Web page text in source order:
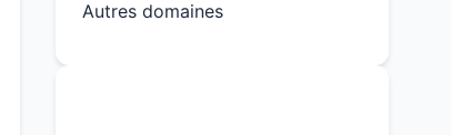
Autres domaines